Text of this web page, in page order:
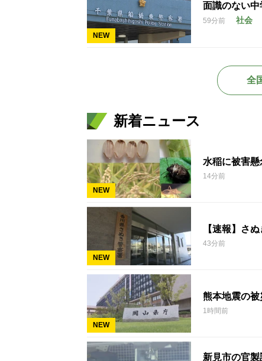
NEW
面識のない
59分前 社会
全
新着ニュース
NEW
水稲に被害
14分前
NEW
【速報】さ
43分前
NEW
熊本地震の
1時間前
新見市の官